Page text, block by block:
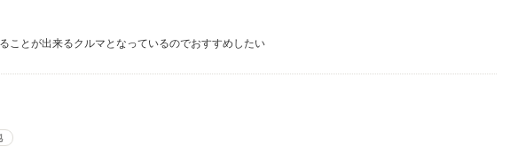
ことが出来るクルマとなっているのでおすすめしたい